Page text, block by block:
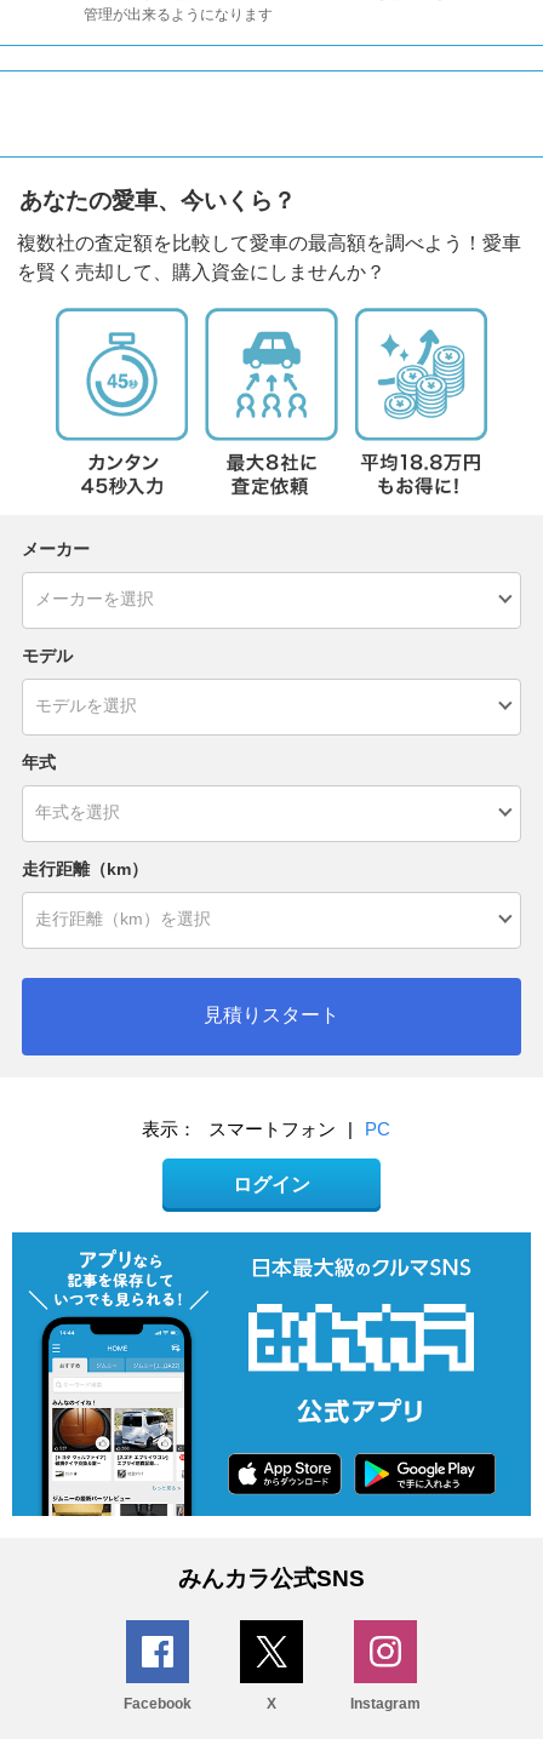
管理が出来るようになります
あなたの愛車、今いくら？
複数社の査定額を比較して愛車の最高額を調べよう！愛車
を賢く売却して、購入資金にしませんか？
メーカー
モデル
年式
走行距離（km）
見積りスタート
表示： スマートフォン | PC
ログイン
みんカラ公式SNS
Facebook X Instagram